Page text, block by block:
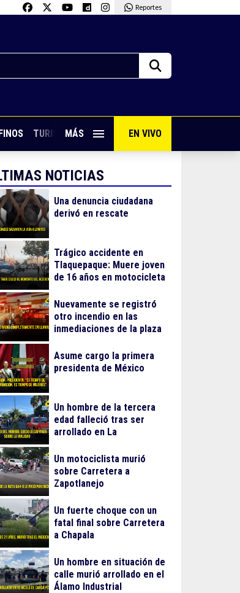
Reportes
TURISMO CON SABOR VIVE PUERTO VALLARTA
MÁS EN VIVO
NOTICIAS
Una denuncia ciudadana
derivó en rescate
Trágico accidente en
Tlaquepaque: Muere joven
de 16 años en motocicleta
Nuevamente se registró
otro incendio en las
inmediaciones de la plaza
Asume cargo la primera
presidenta de México
Un hombre de la tercera
edad falleció tras ser
arrollado en La
Un motociclista murió
sobre Carretera a
Zapotlanejo
Un fuerte choque con un
fatal final sobre Carretera
a Chapala
Un hombre en situación de
calle murió arrollado en el
Álamo Industrial